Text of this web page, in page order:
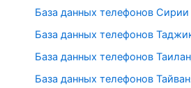
База данных телефонов Сирии
База данных телефонов
База данных телефонов
База данных телефонов